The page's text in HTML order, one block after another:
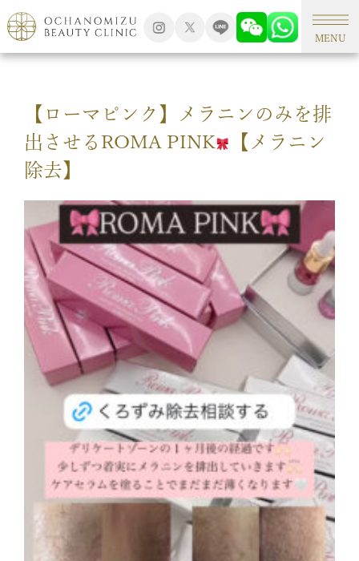
MENU
TOP アートメイク
【ローマピンク】メラニンのみを排
出させるROMA PINK
【メラニン
除去】